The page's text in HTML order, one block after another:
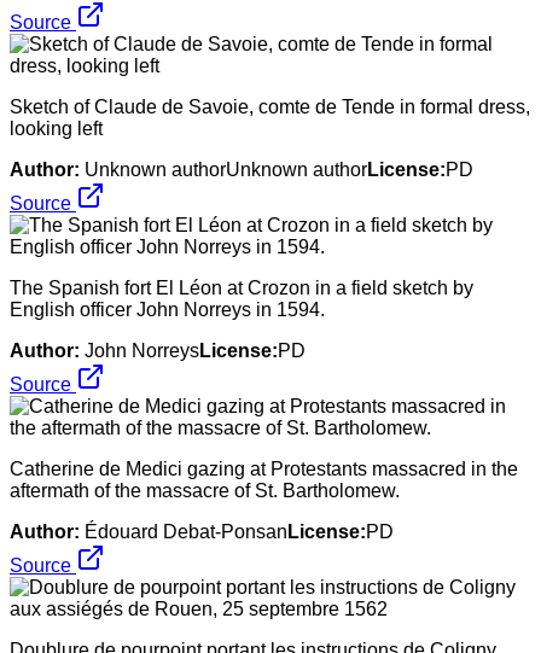
Source
Sketch of Claude de Savoie, comte de Tende in formal dress,
looking left
Author: Unknown authorUnknown authorLicense:PD
Source
The Spanish fort El Léon at Crozon in a field sketch by
English officer John Norreys in 1594.
Author: John NorreysLicense:PD
Source
Catherine de Medici gazing at Protestants massacred in the
aftermath of the massacre of St. Bartholomew.
Author: Édouard Debat-Ponsan License:PD
Source